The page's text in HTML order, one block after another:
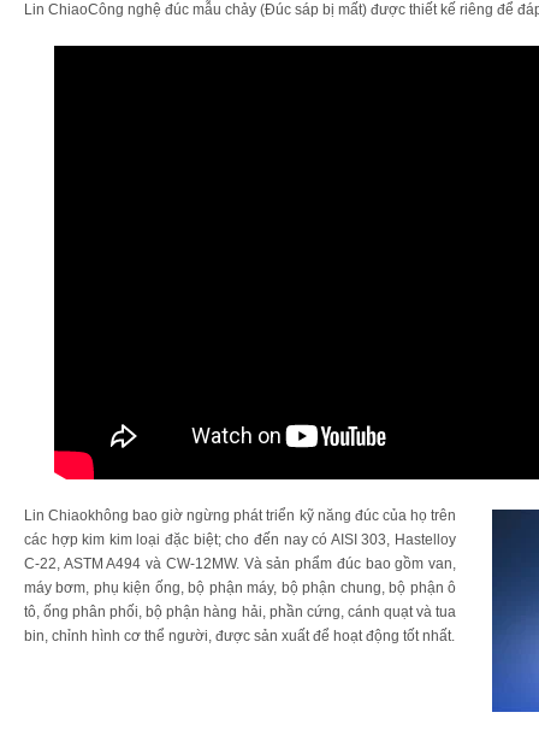
Lin ChiaoCông nghệ đúc mẫu chảy (Đúc sáp bị mất) được thiết kế riêng để
Lin Chiaokhông bao giờ ngừng phát triển kỹ năng đúc của họ trên
các hợp kim kim loại đặc biệt; cho đến nay có AISI 303, Hastelloy
C-22, ASTM A494 và CW-12MW. Và sản phẩm đúc bao gồm van,
máy bơm, phụ kiện ống, bộ phận máy, bộ phận chung, bộ phận ô
tô, ống phân phối, bộ phận hàng hải, phần cứng, cánh quạt và tua
bin, chỉnh hình cơ thể người, được sản xuất để hoạt động tốt nhất.